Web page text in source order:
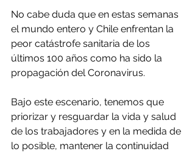
No cabe duda que en estas semanas
el mundo entero y Chile enfrentan la
peor catástrofe sanitaria de los
últimos 100 años como ha sido la
propagación del Coronavirus.
Bajo este escenario, tenemos que
priorizar y resguardar la vida y salud
de los trabajadores y en la medida de
lo posible, mantener la continuidad